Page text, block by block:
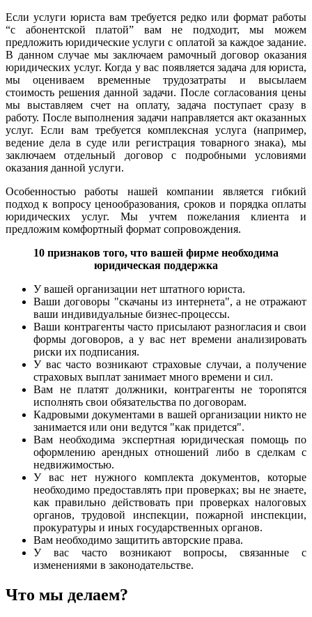
Если услуги юриста вам требуется редко или формат работы
“с абонентской платой” вам не подходит, мы можем
предложить юридические услуги с оплатой за каждое задание.
В данном случае мы заключаем рамочный договор оказания
юридических услуг. Когда у вас появляется задача для юриста,
мы оцениваем временные трудозатраты и высылаем
стоимость решения данной задачи. После согласования цены
мы выставляем счет на оплату, задача поступает сразу в
работу. После выполнения задачи направляется акт оказанных
услуг. Если вам требуется комплексная услуга (например,
ведение дела в суде или регистрация товарного знака), мы
заключаем отдельный договор с подробными условиями
оказания данной услуги.
Особенностью работы нашей компании является гибкий
подход к вопросу ценообразования, сроков и порядка оплаты
юридических услуг. Мы учтем пожелания клиента и
предложим комфортный формат сопровождения.
10 признаков того, что вашей фирме необходима
юридическая поддержка
У вашей организации нет штатного юриста.
Ваши договоры "скачаны из интернета", а не отражают
ваши индивидуальные бизнес-процессы.
Ваши контрагенты часто присылают разногласия и свои
формы договоров, а у вас нет времени анализировать
риски их подписания.
У вас часто возникают страховые случаи, а получение
страховых выплат занимает много времени и сил.
Вам не платят должники, контрагенты не торопятся
исполнять свои обязательства по договорам.
Кадровыми документами в вашей организации никто не
занимается или они ведутся "как придется".
Вам необходима экспертная юридическая помощь по
оформлению арендных отношений либо в сделкам с
недвижимостью.
У вас нет нужного комплекта документов, которые
необходимо предоставлять при проверках; вы не знаете,
как правильно действовать при проверках налоговых
органов, трудовой инспекции, пожарной инспекции,
прокуратуры и иных государственных органов.
Вам необходимо защитить авторские права.
У вас часто возникают вопросы, связанные с
изменениями в законодательстве.
Что мы делаем?